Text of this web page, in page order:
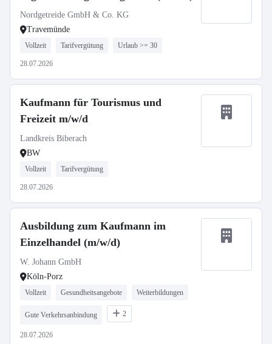
Nordgetreide GmbH & Co. KG
Travemünde
Vollzeit Tarifvergütung Urlaub >= 30
28.07.2026
Kaufmann für Tourismus und
Freizeit m/w/d
Landkreis Biberach
BW
Vollzeit Tarifvergütung
28.07.2026
Ausbildung zum Kaufmann im
Einzelhandel (m/w/d)
W. Johann GmbH
Köln-Porz
Vollzeit Gesundheitsangebote Weiterbildungen
Gute Verkehrsanbindung 2
28.07.2026